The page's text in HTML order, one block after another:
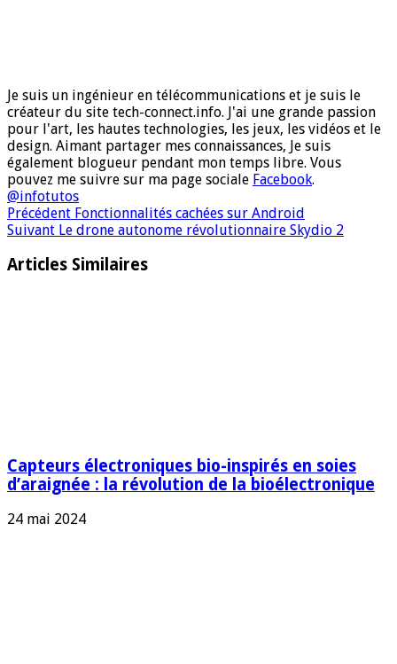
Je suis un ingénieur en télécommunications et je suis le
créateur du site tech-connect.info. J'ai une grande passion
pour l'art, les hautes technologies, les jeux, les vidéos et le
design. Aimant partager mes connaissances, Je suis
également blogueur pendant mon temps libre. Vous
pouvez me suivre sur ma page sociale Facebook.
@infotutos
Précédent Fonctionnalités cachées sur Android
Suivant Le drone autonome révolutionnaire Skydio 2
Articles Similaires
Capteurs électroniques bio-inspirés en soies
d’araignée : la révolution de la bioélectronique
24 mai 2024